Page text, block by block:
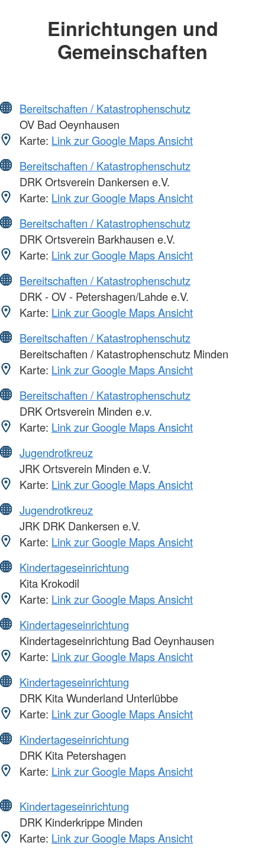
Einrichtungen und
Gemeinschaften
Bereitschaften / Katastrophenschutz
OV Bad Oeynhausen
Karte: Link zur Google Maps Ansicht
Bereitschaften / Katastrophenschutz
DRK Ortsverein Dankersen e.V.
Karte: Link zur Google Maps Ansicht
Bereitschaften / Katastrophenschutz
DRK Ortsverein Barkhausen e.V.
Karte: Link zur Google Maps Ansicht
Bereitschaften / Katastrophenschutz
DRK - OV - Petershagen/Lahde e.V.
Karte: Link zur Google Maps Ansicht
Bereitschaften / Katastrophenschutz
Bereitschaften / Katastrophenschutz Minden
Karte: Link zur Google Maps Ansicht
Bereitschaften / Katastrophenschutz
DRK Ortsverein Minden e.v.
Karte: Link zur Google Maps Ansicht
Jugendrotkreuz
JRK Ortsverein Minden e.V.
Karte: Link zur Google Maps Ansicht
Jugendrotkreuz
JRK DRK Dankersen e.V.
Karte: Link zur Google Maps Ansicht
Kindertageseinrichtung
Kita Krokodil
Karte: Link zur Google Maps Ansicht
Kindertageseinrichtung
Kindertageseinrichtung Bad Oeynhausen
Karte: Link zur Google Maps Ansicht
Kindertageseinrichtung
DRK Kita Wunderland Unterlübbe
Karte: Link zur Google Maps Ansicht
Kindertageseinrichtung
DRK Kita Petershagen
Karte: Link zur Google Maps Ansicht
Kindertageseinrichtung
DRK Kinderkrippe Minden
Karte: Link zur Google Maps Ansicht